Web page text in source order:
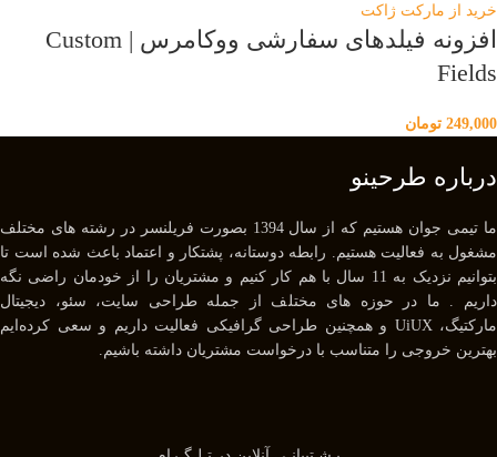
خرید از مارکت ژاکت
افزونه فیلدهای سفارشی ووکامرس | Custom
Fields
249,000 تومان
درباره طرحینو
ما تیمی جوان هستیم که از سال 1394 بصورت فریلنسر در رشته های مختلف
مشغول به فعالیت هستیم. رابطه دوستانه، پشتکار و اعتماد باعث شده است تا
بتوانیم نزدیک به 11 سال با هم کار کنیم و مشتریان را از خودمان راضی نگه
داریم . ما در حوزه های مختلف از جمله طراحی سایت، سئو، دیجیتال
مارکتیگ، UiUX و همچنین طراحی گرافیکی فعالیت داریم و سعی کرده‌ایم
بهترین خروجی را متناسب با درخواست مشتریان داشته باشیم.